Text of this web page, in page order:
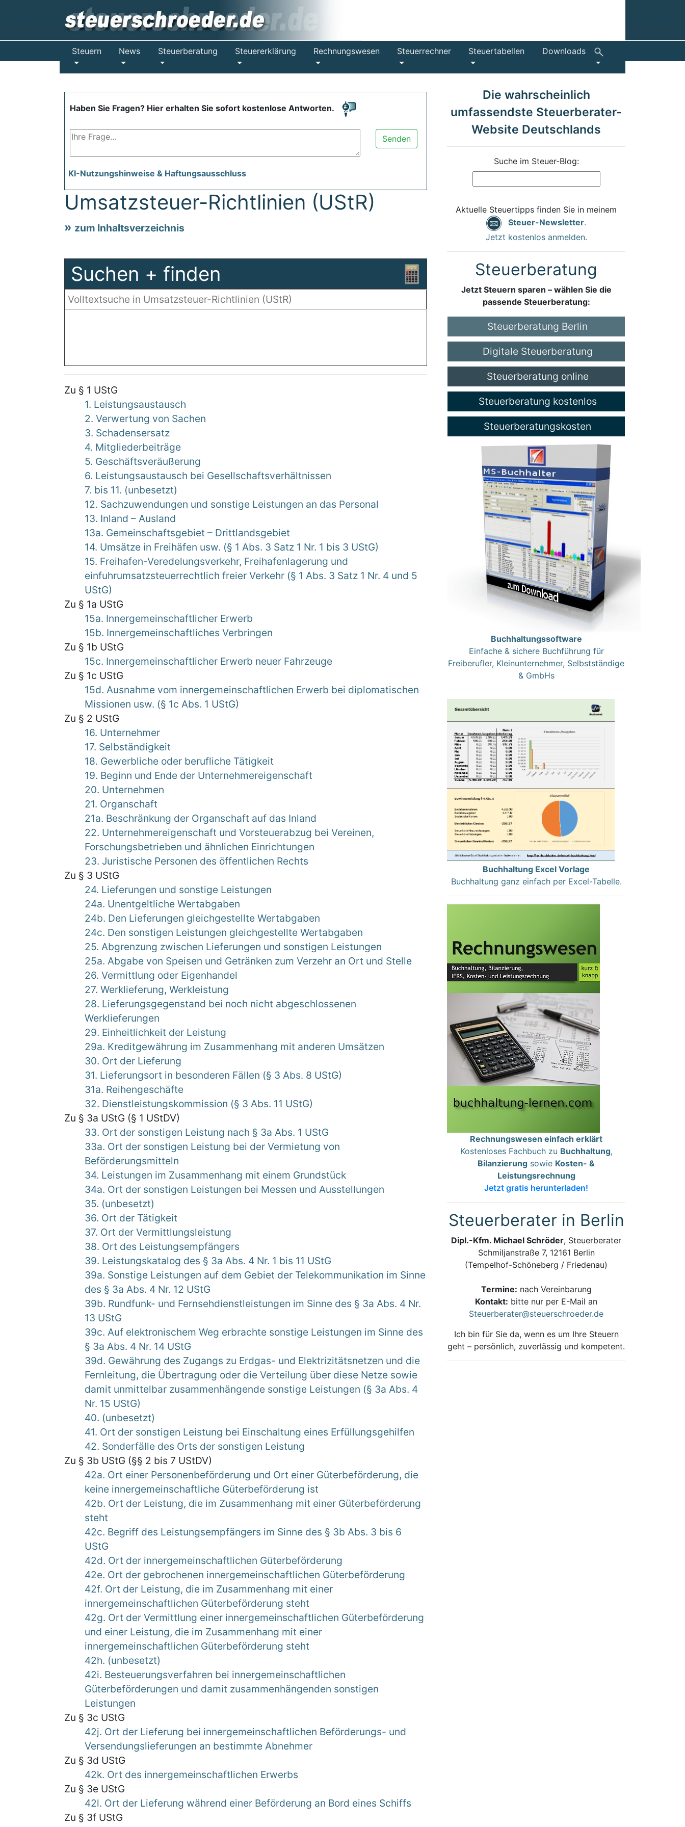
Steuern News Steuerberatung Steuererklärung Rechnungswesen Steuerrechner Steuertabellen Downloads
Haben Sie Fragen? Hier erhalten Sie sofort kostenlose Antworten.
Senden
KI-Nutzungshinweise & Haftungsausschluss
Umsatzsteuer-Richtlinien (UStR)
zum Inhaltsverzeichnis
Suchen + finden
Zu § 1 UStG
1. Leistungsaustausch
2. Verwertung von Sachen
3. Schadensersatz
4. Mitgliederbeiträge
5. Geschäftsveräußerung
6. Leistungsaustausch bei Gesellschaftsverhältnissen
7. bis 11. (unbesetzt)
12. Sachzuwendungen und sonstige Leistungen an das Personal
13. Inland – Ausland
13a. Gemeinschaftsgebiet – Drittlandsgebiet
14. Umsätze in Freihäfen usw. (§ 1 Abs. 3 Satz 1 Nr. 1 bis 3 UStG)
15. Freihafen-Veredelungsverkehr, Freihafenlagerung und
einfuhrumsatzsteuerrechtlich freier Verkehr (§ 1 Abs. 3 Satz 1 Nr. 4 und 5
UStG)
Zu § 1a UStG
15a. Innergemeinschaftlicher Erwerb
15b. Innergemeinschaftliches Verbringen
Zu § 1b UStG
15c. Innergemeinschaftlicher Erwerb neuer Fahrzeuge
Zu § 1c UStG
15d. Ausnahme vom innergemeinschaftlichen Erwerb bei diplomatischen
Missionen usw. (§ 1c Abs. 1 UStG)
Zu § 2 UStG
16. Unternehmer
17. Selbständigkeit
18. Gewerbliche oder berufliche Tätigkeit
19. Beginn und Ende der Unternehmereigenschaft
20. Unternehmen
21. Organschaft
21a. Beschränkung der Organschaft auf das Inland
22. Unternehmereigenschaft und Vorsteuerabzug bei Vereinen,
Forschungsbetrieben und ähnlichen Einrichtungen
23. Juristische Personen des öffentlichen Rechts
Zu § 3 UStG
24. Lieferungen und sonstige Leistungen
24a. Unentgeltliche Wertabgaben
24b. Den Lieferungen gleichgestellte Wertabgaben
24c. Den sonstigen Leistungen gleichgestellte Wertabgaben
25. Abgrenzung zwischen Lieferungen und sonstigen Leistungen
25a. Abgabe von Speisen und Getränken zum Verzehr an Ort und Stelle
26. Vermittlung oder Eigenhandel
27. Werklieferung, Werkleistung
28. Lieferungsgegenstand bei noch nicht abgeschlossenen
Werklieferungen
29. Einheitlichkeit der Leistung
29a. Kreditgewährung im Zusammenhang mit anderen Umsätzen
30. Ort der Lieferung
31. Lieferungsort in besonderen Fällen (§ 3 Abs. 8 UStG)
31a. Reihengeschäfte
32. Dienstleistungskommission (§ 3 Abs. 11 UStG)
Zu § 3a UStG (§ 1 UStDV)
33. Ort der sonstigen Leistung nach § 3a Abs. 1 UStG
33a. Ort der sonstigen Leistung bei der Vermietung von
Beförderungsmitteln
34. Leistungen im Zusammenhang mit einem Grundstück
34a. Ort der sonstigen Leistungen bei Messen und Ausstellungen
35. (unbesetzt)
36. Ort der Tätigkeit
37. Ort der Vermittlungsleistung
38. Ort des Leistungsempfängers
39. Leistungskatalog des § 3a Abs. 4 Nr. 1 bis 11 UStG
39a. Sonstige Leistungen auf dem Gebiet der Telekommunikation im Sinne
des § 3a Abs. 4 Nr. 12 UStG
39b. Rundfunk- und Fernsehdienstleistungen im Sinne des § 3a Abs. 4 Nr.
13 UStG
39c. Auf elektronischem Weg erbrachte sonstige Leistungen im Sinne des
§ 3a Abs. 4 Nr. 14 UStG
39d. Gewährung des Zugangs zu Erdgas- und Elektrizitätsnetzen und die
Fernleitung, die Übertragung oder die Verteilung über diese Netze sowie
damit unmittelbar zusammenhängende sonstige Leistungen (§ 3a Abs. 4
Nr. 15 UStG)
40. (unbesetzt)
41. Ort der sonstigen Leistung bei Einschaltung eines Erfüllungsgehilfen
42. Sonderfälle des Orts der sonstigen Leistung
Zu § 3b UStG (§§ 2 bis 7 UStDV)
42a. Ort einer Personenbeförderung und Ort einer Güterbeförderung, die
keine innergemeinschaftliche Güterbeförderung ist
42b. Ort der Leistung, die im Zusammenhang mit einer Güterbeförderung
steht
42c. Begriff des Leistungsempfängers im Sinne des § 3b Abs. 3 bis 6
UStG
42d. Ort der innergemeinschaftlichen Güterbeförderung
42e. Ort der gebrochenen innergemeinschaftlichen Güterbeförderung
42f. Ort der Leistung, die im Zusammenhang mit einer
innergemeinschaftlichen Güterbeförderung steht
42g. Ort der Vermittlung einer innergemeinschaftlichen Güterbeförderung
und einer Leistung, die im Zusammenhang mit einer
innergemeinschaftlichen Güterbeförderung steht
42h. (unbesetzt)
42i. Besteuerungsverfahren bei innergemeinschaftlichen
Güterbeförderungen und damit zusammenhängenden sonstigen
Leistungen
Zu § 3c UStG
42j. Ort der Lieferung bei innergemeinschaftlichen Beförderungs- und
Versendungslieferungen an bestimmte Abnehmer
Zu § 3d UStG
42k. Ort des innergemeinschaftlichen Erwerbs
Zu § 3e UStG
42l. Ort der Lieferung während einer Beförderung an Bord eines Schiffs
Zu § 3f UStG
Die wahrscheinlich
umfassendste Steuerberater-
Website Deutschlands
Suche im Steuer-Blog:
Aktuelle Steuertipps finden Sie in meinem
Steuer-Newsletter.
Jetzt kostenlos anmelden.
Steuerberatung
Jetzt Steuern sparen – wählen Sie die
passende Steuerberatung:
Steuerberatung Berlin
Digitale Steuerberatung
Steuerberatung online
Steuerberatung kostenlos
Steuerberatungskosten
Buchhaltungssoftware
Einfache & sichere Buchführung für
Freiberufler, Kleinunternehmer, Selbstständige
& GmbHs
Buchhaltung Excel Vorlage
Buchhaltung ganz einfach per Excel-Tabelle.
Rechnungswesen einfach erklärt
Kostenloses Fachbuch zu Buchhaltung,
Bilanzierung sowie Kosten- &
Leistungsrechnung
Jetzt gratis herunterladen!
Steuerberater in Berlin
Dipl.-Kfm. Michael Schröder, Steuerberater
Schmiljanstraße 7, 12161 Berlin
(Tempelhof-Schöneberg / Friedenau)
Termine: nach Vereinbarung
Kontakt: bitte nur per E-Mail an
Steuerberater@steuerschroeder.de
Ich bin für Sie da, wenn es um Ihre Steuern
geht – persönlich, zuverlässig und kompetent.